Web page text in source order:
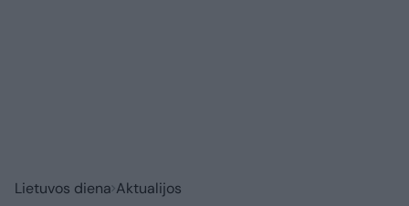
Lietuvos diena Aktualijos